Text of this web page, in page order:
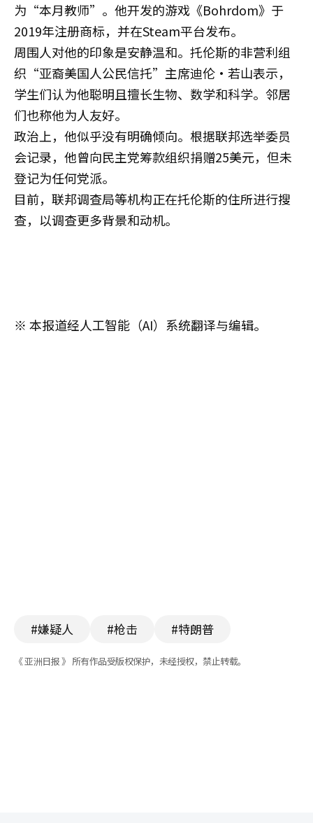
为“本月教师”。他开发的游戏《Bohrdom》于
2019年注册商标，并在Steam平台发布。
周围人对他的印象是安静温和。托伦斯的非营利组
织“亚裔美国人公民信托”主席迪伦·若山表示，
学生们认为他聪明且擅长生物、数学和科学。邻居
们也称他为人友好。
政治上，他似乎没有明确倾向。根据联邦选举委员
会记录，他曾向民主党筹款组织捐赠25美元，但未
登记为任何党派。
目前，联邦调查局等机构正在托伦斯的住所进行搜
查，以调查更多背景和动机。
※ 本报道经人工智能（AI）系统翻译与编辑。
#嫌疑人 #枪击 #特朗普
《 亚洲日报 》 所有作品受版权保护，未经授权，禁止转载。